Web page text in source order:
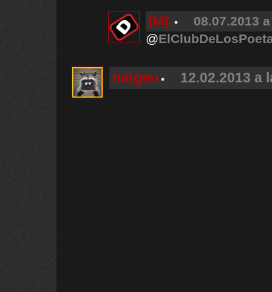
[M].
08.07.2013
@
natgeo 12.02.2013 a